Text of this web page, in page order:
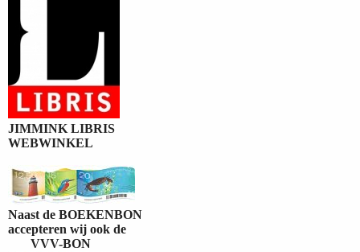
JIMMINK LIBRIS
WEBWINKEL
Naast de BOEKENBON
accepteren wij ook de
VVV-BON